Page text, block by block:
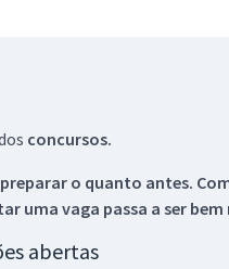
concursos.
o quanto antes.
uma vaga passa a ser bem
abertas